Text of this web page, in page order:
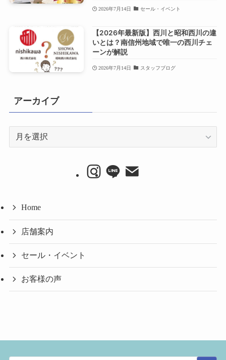
2026年7月14日 セール・イベント
【2026年最新版】西川と昭和西川の違
いとは？南信州地域で唯一の西川チェ
ーンが解説
2026年7月14日 スタッフブログ
アーカイブ
Home
店舗案内
セール・イベント
お客様の声